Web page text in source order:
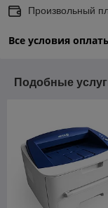
Произвольный
Все условия
Подобные